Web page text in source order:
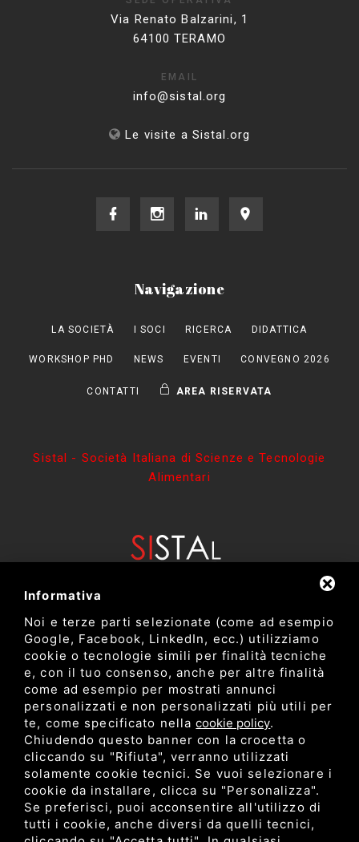
Via Renato Balzarini, 1
64100 TERAMO
EMAIL
info@sistal.org
Le visite a Sistal.org
Navigazione
LA SOCIETÀ I SOCI RICERCA DIDATTICA
WORKSHOP PHD NEWS EVENTI CONVEGNO 2026
CONTATTI AREA RISERVATA
Sistal - Società Italiana di Scienze e Tecnologie
Alimentari
Dipartimento di Bioscienze e Tecnologie Agro Alimentari e
Ambientali
Università degli Studi di Teramo
C.F. 80052650548 •Privacy•Sitemap • Questo sito è protetto
da Google reCAPTCHA v3,Privacy PolicyeTerms of Service
Google.
Informativa
Noi e terze parti selezionate (come ad esempio
Google, Facebook, LinkedIn, ecc.) utilizziamo
cookie o tecnologie simili per finalità tecniche
e, con il tuo consenso, anche per altre finalità
come ad esempio per mostrati annunci
personalizzati e non personalizzati più utili per
te, come specificato nellacookie policy.
Chiudendo questo banner con la crocetta o
cliccando su "Rifiuta", verranno utilizzati
solamente cookie tecnici. Se vuoi selezionare i
cookie da installare, clicca su "Personalizza".
Se preferisci, puoi acconsentire all'utilizzo di
tutti i cookie, anche diversi da quelli tecnici,